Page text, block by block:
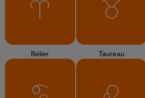
Bélier Taureau